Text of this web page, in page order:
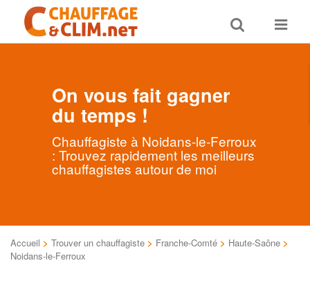
Toggle
search
Toggle
On vous fait gagner
du temps !
Chauffagiste à Noidans-le-Ferroux
: Trouvez rapidement les meilleurs
chauffagistes autour de moi
Accueil > Trouver un chauffagiste > Franche-Comté > Haute-Saône >
Noidans-le-Ferroux